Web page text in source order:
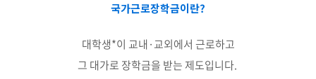
국가근로장학금이란?
대학생*이 교내·교외에서 근로하고
그 대가로 장학금을 받는 제도입니다.